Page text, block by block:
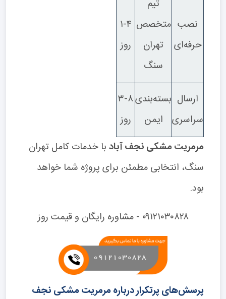
نصب
حرفه‌ای
تیم
متخصص
تهران
سنگ
۱-۴
روز
ارسال
سراسری
بسته‌بندی
ایمن
۳-۸
روز
مرمریت مشکی نجف آباد با خدمات کامل تهران
سنگ، انتخابی مطمئن برای پروژه شما خواهد
بود.
۰۹۱۲۱۰۳۰۸۲۸ - مشاوره رایگان و قیمت روز
پرسش‌های پرتکرار درباره مرمریت مشکی نجف